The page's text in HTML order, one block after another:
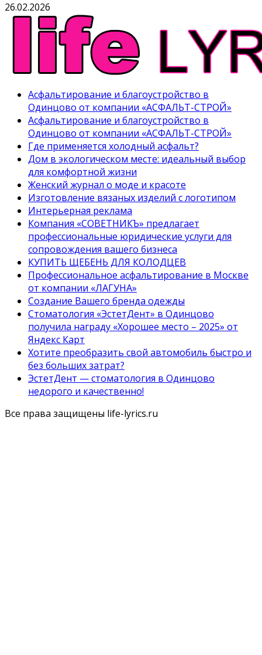
26.02.2026
Асфальтирование и благоустройство в
Одинцово от компании «АСФАЛЬТ-СТРОЙ»
Асфальтирование и благоустройство в
Одинцово от компании «АСФАЛЬТ-СТРОЙ»
Где применяется холодный асфальт?
Дом в экологическом месте: идеальный выбор
для комфортной жизни
Женский журнал о моде и красоте
Изготовление вязаных изделий с логотипом
Интерьерная реклама
Компания «СОВЕТНИКЪ» предлагает
профессиональные юридические услуги для
сопровождения вашего бизнеса
КУПИТЬ ЩЕБЕНЬ ДЛЯ КОЛОДЦЕВ
Профессиональное асфальтирование в Москве
от компании «ЛАГУНА»
Создание Вашего бренда одежды
Стоматология «ЭстетДент» в Одинцово
получила награду «Хорошее место – 2025» от
Яндекс Карт
Хотите преобразить свой автомобиль быстро и
без больших затрат?
ЭстетДент — стоматология в Одинцово
недорого и качественно!
Все права защищены life-lyrics.ru